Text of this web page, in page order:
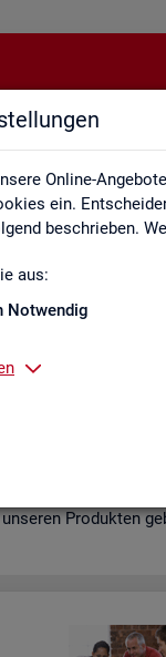
Online-
ein.
beschrieben.
aus:
Notwendig
an Pro­duk­ten
Pro­duk­ten